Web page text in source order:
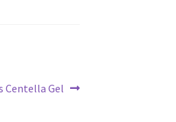
Centella Gel